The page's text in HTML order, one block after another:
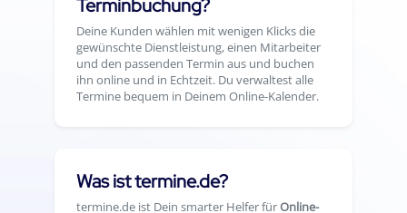
Terminbuchung?
Deine Kunden wählen mit wenigen Klicks die
gewünschte Dienstleistung, einen Mitarbeiter
und den passenden Termin aus und buchen
ihn online und in Echtzeit. Du verwaltest alle
Termine bequem in Deinem Online-Kalender.
Was ist termine.de?
termine.de ist Dein smarter Helfer fürOnline-